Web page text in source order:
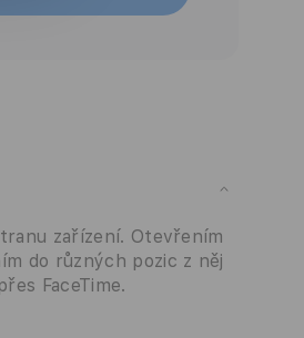
zařízení. Otevřením
do různých pozic z něj
FaceTime.